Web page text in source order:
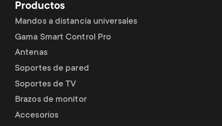
Productos
Mandos a distancia universales
Gama Smart Control Pro
Antenas
Soportes de pared
Soportes de TV
Brazos de monitor
Accesorios